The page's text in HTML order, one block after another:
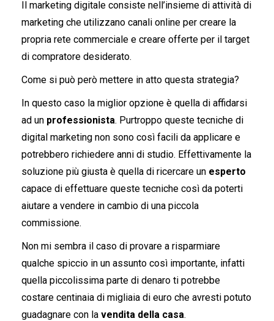
Il marketing digitale consiste nell’insieme di attività di
marketing che utilizzano canali online per creare la
propria rete commerciale e creare offerte per il target
di compratore desiderato.
Come si può però mettere in atto questa strategia?
In questo caso la miglior opzione è quella di affidarsi
ad un professionista. Purtroppo queste tecniche di
digital marketing non sono così facili da applicare e
potrebbero richiedere anni di studio. Effettivamente la
soluzione più giusta è quella di ricercare un esperto
capace di effettuare queste tecniche così da poterti
aiutare a vendere in cambio di una piccola
commissione.
Non mi sembra il caso di provare a risparmiare
qualche spiccio in un assunto così importante, infatti
quella piccolissima parte di denaro ti potrebbe
costare centinaia di migliaia di euro che avresti potuto
guadagnare con la vendita della casa.